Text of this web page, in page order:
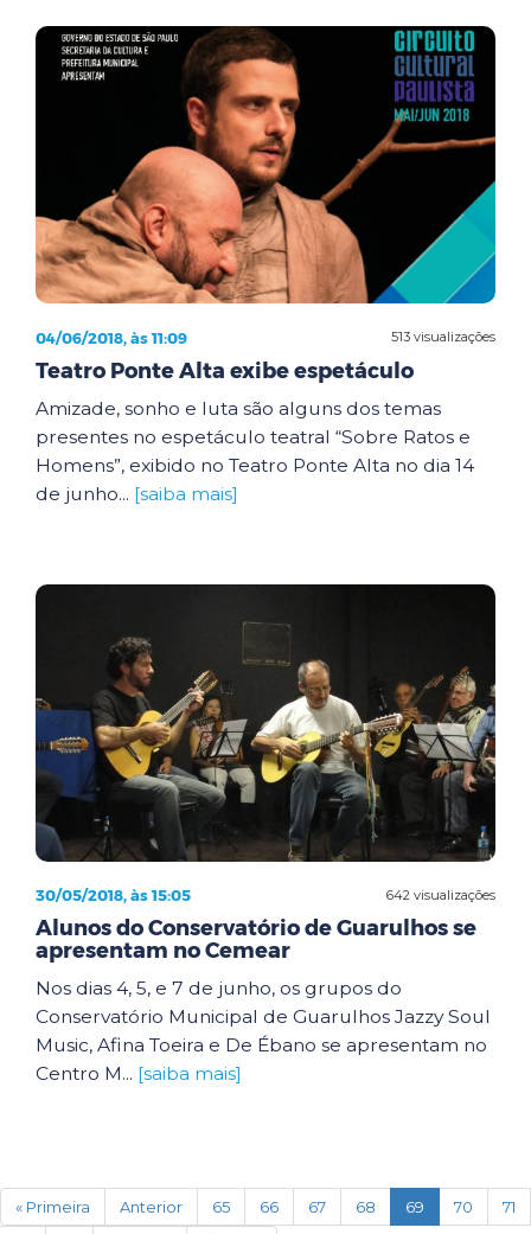
513 visualizações
04/06/2018, às 11:09
Teatro Ponte Alta exibe espetáculo
Amizade, sonho e luta são alguns dos temas
presentes no espetáculo teatral “Sobre Ratos e
Homens”, exibido no Teatro Ponte Alta no dia 14
de junho... [saiba mais]
642 visualizações
30/05/2018, às 15:05
Alunos do Conservatório de Guarulhos se
apresentam no Cemear
Nos dias 4, 5, e 7 de junho, os grupos do
Conservatório Municipal de Guarulhos Jazzy Soul
Music, Afina Toeira e De Ébano se apresentam no
Centro M... [saiba mais]
« Primeira Anterior 65 66 67 68 69 (current)
70
71